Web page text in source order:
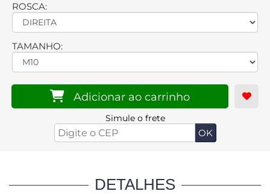
ROSCA:
TAMANHO:
Adicionar ao carrinho
Simule o frete
DETALHES